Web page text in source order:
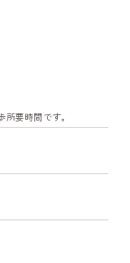
要時間です。